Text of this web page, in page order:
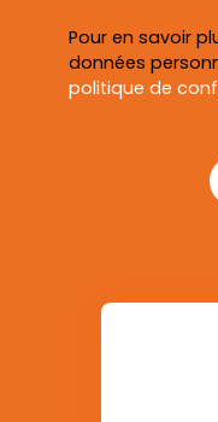
Pour en savoir
données
politique de